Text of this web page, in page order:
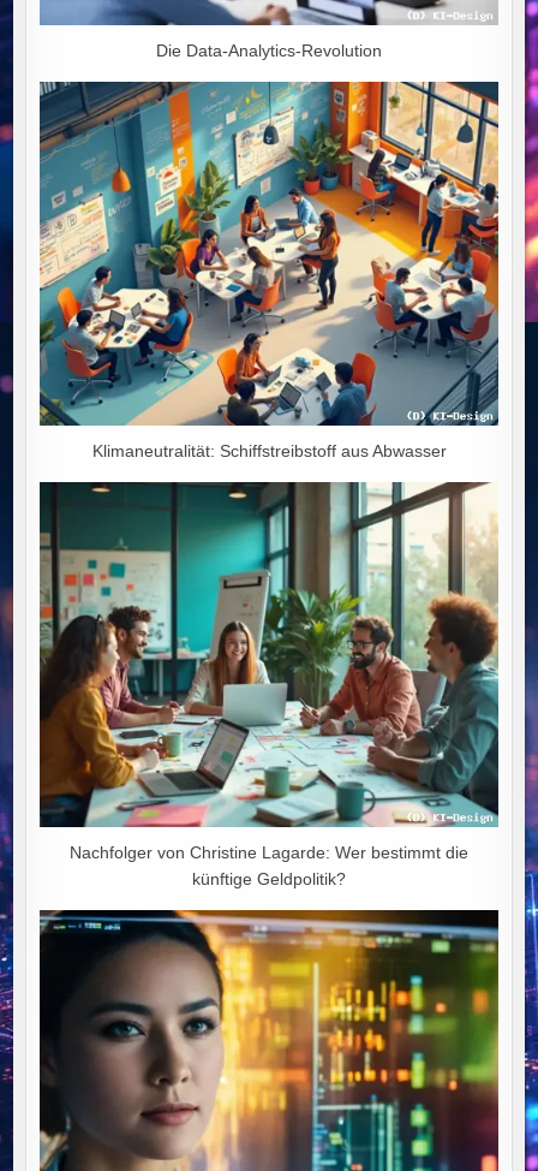
Die Data-Analytics-Revolution
Klimaneutralität: Schiffstreibstoff aus Abwasser
Nachfolger von Christine Lagarde: Wer bestimmt die
künftige Geldpolitik?